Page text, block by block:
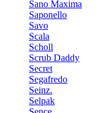
Sano Maxima
Saponello
Savo
Scala
Scholl
Scrub Daddy
Secret
Segafredo
Seinz.
Selpak